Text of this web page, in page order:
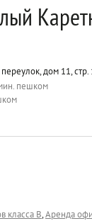
дом 11, стр.
пешком
класса B,Аренда